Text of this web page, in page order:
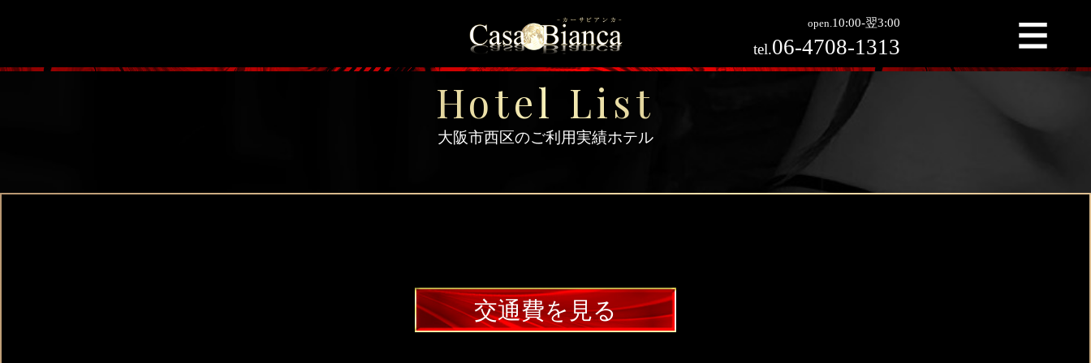
open.10:00-翌3:00
tel.06-4708-1313
＞ホテルのエリア＞大阪市西区のご利用実績ホテル
Hotel List
大阪市西区のご利用実績ホテル
交通費を見る